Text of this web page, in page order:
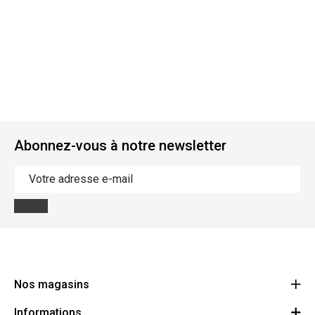
Abonnez-vous à notre newsletter
Nos magasins